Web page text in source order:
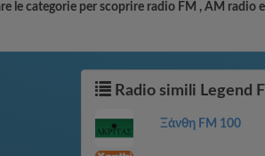
le categorie per scoprire radio FM , AM
Radio simili Legend
Ξάνθη FM 100